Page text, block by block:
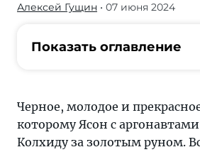
Черное
это
отдых,
солнце
Алексей Гущин • 07 июня 2024
Показать оглавление
Черное, молодое и
которому Ясон с
Колхиду за золотым руном.